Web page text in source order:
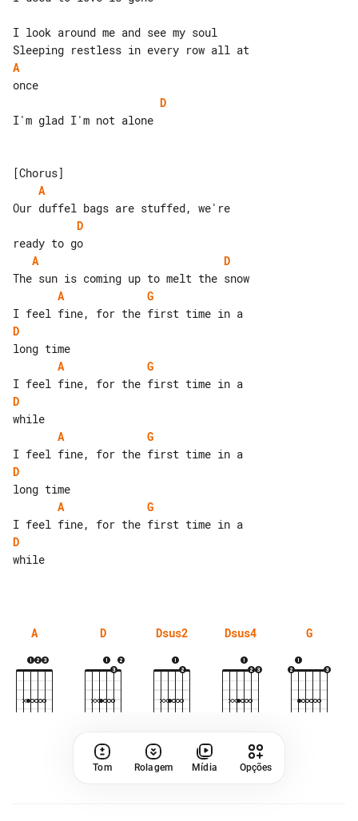
I look around me and see my soul
A
D
I'm glad I'm not alone
A
D
A
D
A
G
D
A
G
D
A
G
D
A
G
D
while
A D Dsus2 Dsus4 G
Tom Rolagem Mídia Opções